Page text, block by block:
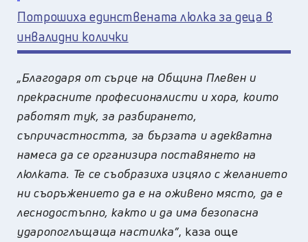
Потрошиха единствената люлка за деца в
инвалидни колички
„Благодаря от сърце на Община Плевен и
прекрасните професионалисти и хора, които
работят тук, за разбирането,
съпричастността, за бързата и адекватна
намеса да се организира поставянето на
люлката. Те се съобразиха изцяло с желанието
ни съоръжението да е на оживено място, да е
леснодостъпно, както и да има безопасна
ударопоглъщаща настилка”, каза още